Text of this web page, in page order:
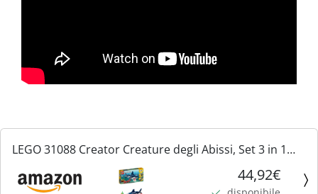
LEGO 31088 Creator Creature degli Abissi, Set 3 in 1
con Animali Giocattolo Marini da Costruire come
Squalo, Calamaro o Rana Pescatrice, Giochi per
44,92€